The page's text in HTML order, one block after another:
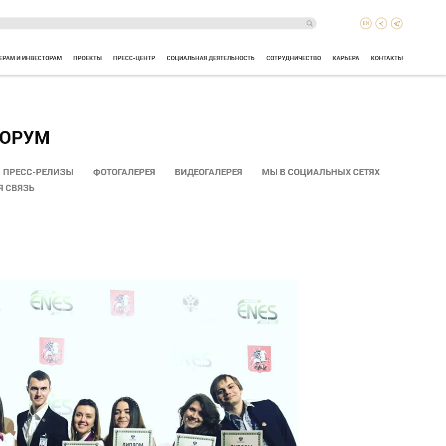
EN
И ИНВЕСТОРАМ ПРОЕКТЫ ПРЕСС-ЦЕНТР СОЦИАЛЬНАЯ ДЕЯТЕЛЬНОСТЬ СОТРУДНИЧЕСТВО КАРЬЕРА КОНТАКТЫ
ПРЕСС-РЕЛИЗЫ ФОТОГАЛЕРЕЯ ВИДЕОГАЛЕРЕЯ
МЫ В СОЦИАЛЬНЫХ СЕТЯХ
СВЯЗЬ